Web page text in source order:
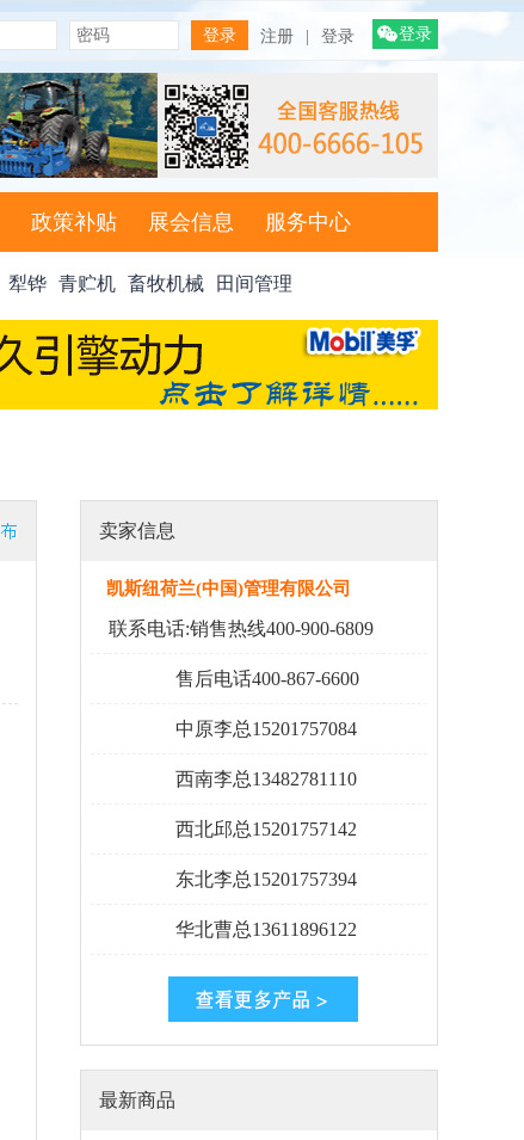
注册 登录 登录
政策补贴 展会信息 服务中心
犁铧 青贮机 畜牧机械 田间管理
卖家信息
凯斯纽荷兰(中国)管理有限公司
联系电话:销售热线400-900-6809
售后电话400-867-6600
中原李总15201757084
西南李总13482781110
西北邱总15201757142
东北李总15201757394
华北曹总13611896122
最新商品